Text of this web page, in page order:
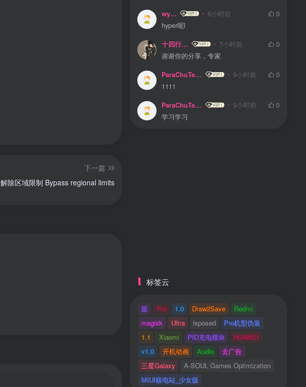
下一篇
解除区域限制 Bypass regional limits
wyin 6小时前
0
hyper呢l
十四行。 7小时前
0
谢谢你的分享，专家
ParaChuTeLD 9小时前
0
1111
ParaChuTeLD 9小时前
0
学习学习
标签云
版 Pro 1.0 Draw2Save
Redmi
magisk
Ultra lsposed
Pro机型伪装
1.1
Xiaomi PID充电模块
HUAWEI
v1.0
开机动画 Audio
去广告
三星Galaxy
A-SOUL Games Optimization
MIUI核电站_少女版